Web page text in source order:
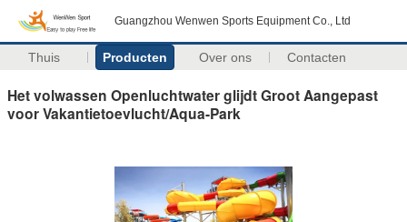
Guangzhou Wenwen Sports Equipment Co., Ltd
Thuis Producten Over ons Contacten
Het volwassen Openluchtwater glijdt Groot Aangepast
voor Vakantietoevlucht/Aqua-Park